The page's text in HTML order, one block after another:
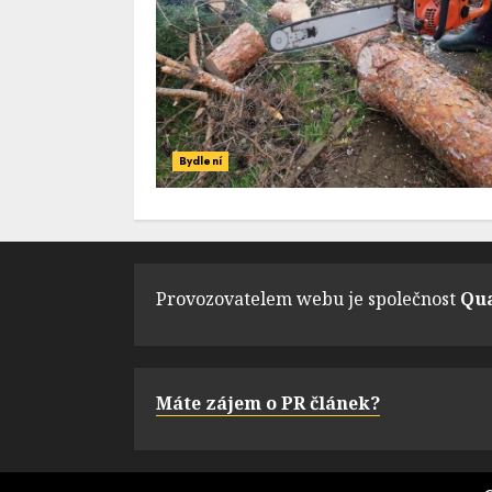
Bydlení
Provozovatelem webu je společnost
Máte zájem o PR článek?